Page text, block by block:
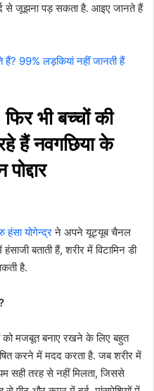
से जूझना पड़ सकता है. आइए जानते हैं
हैं? 99% लड़क‍ियां नहीं जानती हैं
भी बच्चों की
हैं नवगछिया के
हंसा योगेन्द्रने अपने यूट्यूब चैनल
बताती हैं, शरीर में विटामिन डी
है.
को मजबूत बनाए रखने के लिए बहुत
करने में मदद करता है. जब शरीर में
सही तरह से नहीं मिलता, जिससे